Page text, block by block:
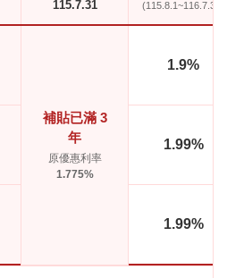
115.7.31
(115.8.1~116.7.31)
補貼已滿 3
年
原優惠利率
1.775%
1.9%
1.99%
1.99%